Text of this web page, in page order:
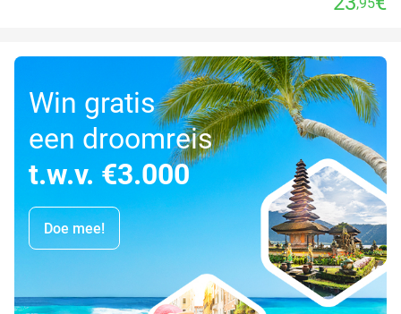
Win gratis
een droomreis
t.w.v. €3.000
Doe mee!